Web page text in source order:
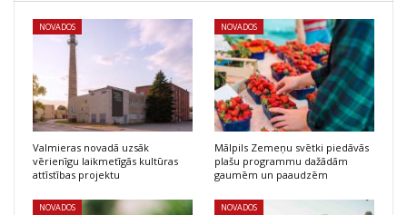
NOVADOS
Valmieras novadā uzsāk
vērienīgu laikmetīgās kultūras
attīstības projektu
NOVADOS
Mālpils Zemeņu svētki piedāvās
plašu programmu dažādām
gaumēm un paaudzēm
NOVADOS NOVADOS